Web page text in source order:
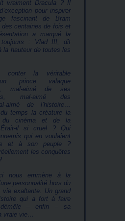
vraiment Dracula ? Il
pour inspirer
fascinant de Bram
des centaines de fois et
a marqué la
toujours : Vlad III, dit
la hauteur de toutes les
conter la véritable
prince valaque
mal-aimé de ses
mal-aimé des
aimé de l’histoire…
temps la créature la
du cinéma et de la
il si cruel ? Qui
qui en voulaient
et à son peuple ?
les conquêtes
nous emmène à la
personnalité hors du
vie exaltante. Un grand
qui a fort à faire
démêle – enfin – sa
vraie vie…